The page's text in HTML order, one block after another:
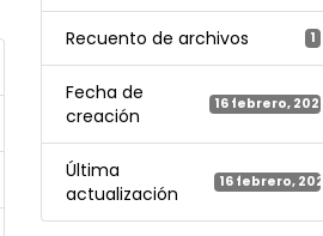
Recuento de archivos 1
Fecha de
creación
16 febrero, 2021
Última
actualización
16 febrero, 2021